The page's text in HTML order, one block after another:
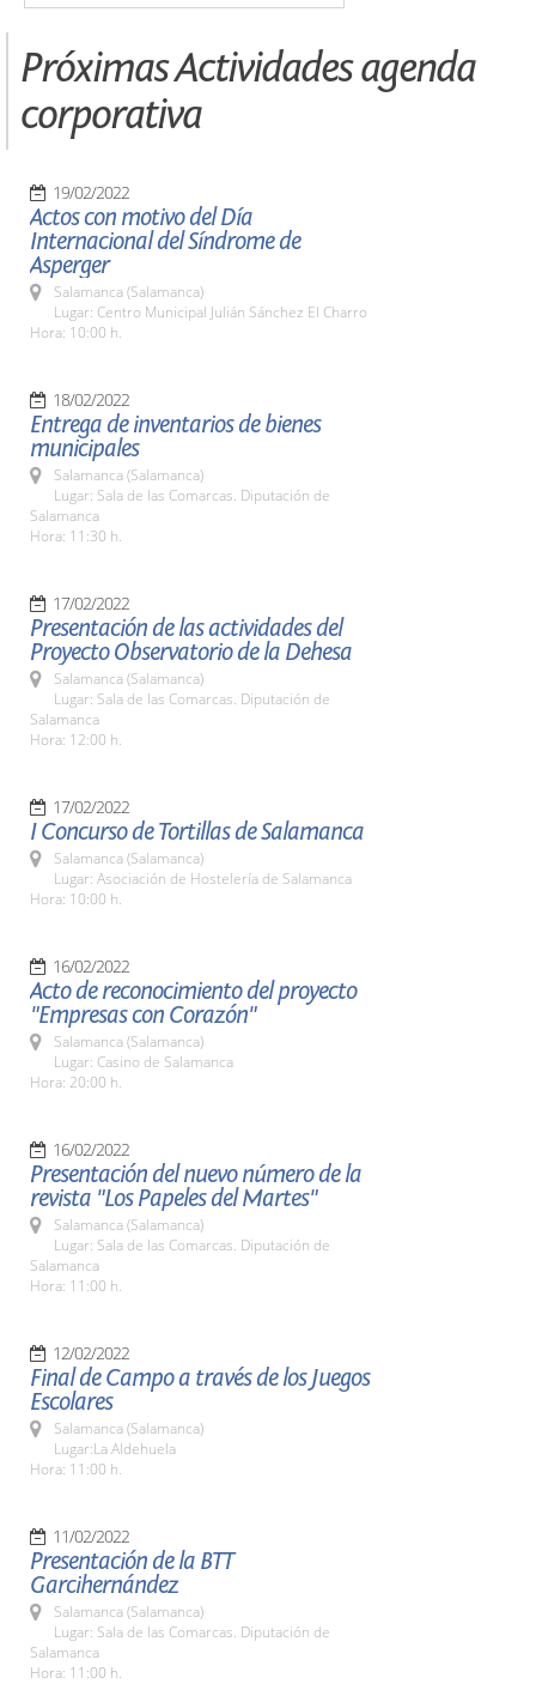
Próximas Actividades agenda
corporativa
19/02/2022
Actos con motivo del Día
Internacional del Síndrome de
Asperger
Salamanca (Salamanca)
Lugar: Centro Municipal Julián Sánchez El Charro
Hora: 10:00 h.
18/02/2022
Entrega de inventarios de bienes
municipales
Salamanca (Salamanca)
Lugar: Sala de las Comarcas. Diputación de
Salamanca
Hora: 11:30 h.
17/02/2022
Presentación de las actividades del
Proyecto Observatorio de la Dehesa
Salamanca (Salamanca)
Lugar: Sala de las Comarcas. Diputación de
Salamanca
Hora: 12:00 h.
17/02/2022
I Concurso de Tortillas de Salamanca
Salamanca (Salamanca)
Lugar: Asociación de Hostelería de Salamanca
Hora: 10:00 h.
16/02/2022
Acto de reconocimiento del proyecto
"Empresas con Corazón"
Salamanca (Salamanca)
Lugar: Casino de Salamanca
Hora: 20:00 h.
16/02/2022
Presentación del nuevo número de la
revista "Los Papeles del Martes"
Salamanca (Salamanca)
Lugar: Sala de las Comarcas. Diputación de
Salamanca
Hora: 11:00 h.
12/02/2022
Final de Campo a través de los Juegos
Escolares
Salamanca (Salamanca)
Lugar:La Aldehuela
Hora: 11:00 h.
11/02/2022
Presentación de la BTT
Garcihernández
Salamanca (Salamanca)
Lugar: Sala de las Comarcas. Diputación de
Salamanca
Hora: 11:00 h.